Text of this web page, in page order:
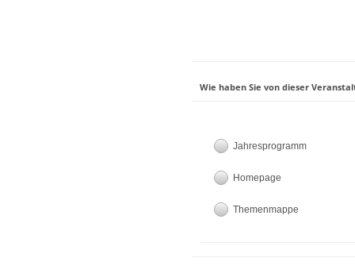
Wie haben Sie von dieser
Jahresprogramm
Homepage
Themenmappe